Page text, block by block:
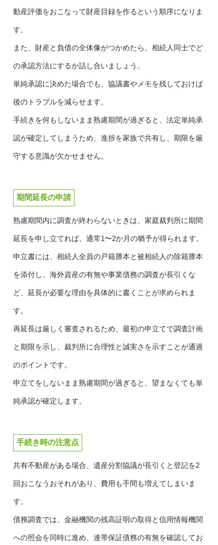
動産評価をおこなって財産目録を作るという順序になりま
す。
また、財産と負債の全体像がつかめたら、相続人同士でど
の承認方法にするか話し合いましょう。
単純承認に決めた場合でも、協議書やメモを残しておけば
後のトラブルを減らせます。
手続きを何もしないまま熟慮期間が過ぎると、法定単純承
認が確定してしまうため、進捗を家族で共有し、期限を厳
守する意識が欠かせません。
期間延長の申請
熟慮期間内に調査が終わらないときは、家庭裁判所に期間
延長を申し立てれば、通常1〜2か月の猶予が得られます。
申立書には、相続人全員の戸籍謄本と被相続人の除籍謄本
を添付し、海外資産の有無や事業債務の調査が長引くな
ど、延長が必要な理由を具体的に書くことが求められま
す。
再延長は厳しく審査されるため、最初の申立てで調査計画
と期限を示し、裁判所に合理性と誠実さを示すことが通過
のポイントです。
申立てをしないまま熟慮期間が過ぎると、望まなくても単
純承認が確定します。
手続き時の注意点
共有不動産がある場合、遺産分割協議が長引くと登記を2
回おこなうおそれがあり、費用も手間も増えてしまいま
す。
債務調査では、金融機関の残高証明の取得と信用情報機関
への照会を同時に進め、連帯保証債務の有無を確認してお